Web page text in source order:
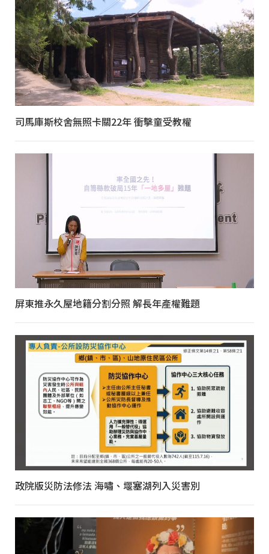
司馬庫斯校舍無照卡關22年 衝擊童受教權
屏東推永久屋地籍分割分照 解長年產權難題
政院版災防法修法 海嘯、堰塞湖列入災害別